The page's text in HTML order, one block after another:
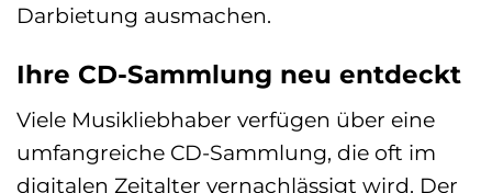
Darbietung ausmachen.
Ihre CD-Sammlung neu entdeckt
Viele Musikliebhaber verfügen über eine
umfangreiche CD-Sammlung, die oft im
digitalen Zeitalter vernachlässigt wird. Der